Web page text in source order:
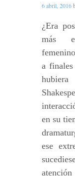
6 abril, 2016
¿Era
más
a
en su
ese